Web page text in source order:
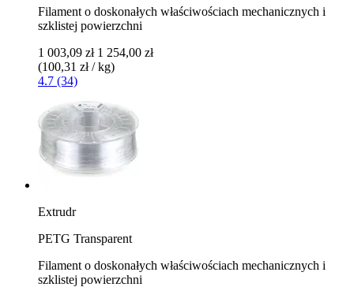
Filament o doskonałych właściwościach mechanicznych i
szklistej powierzchni
1 003,09 zł 1 254,00 zł
(100,31 zł / kg)
4.7 (34)
Extrudr
PETG Transparent
Filament o doskonałych właściwościach mechanicznych i
szklistej powierzchni